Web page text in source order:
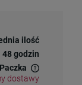
ilość
48 godzin
dostawy